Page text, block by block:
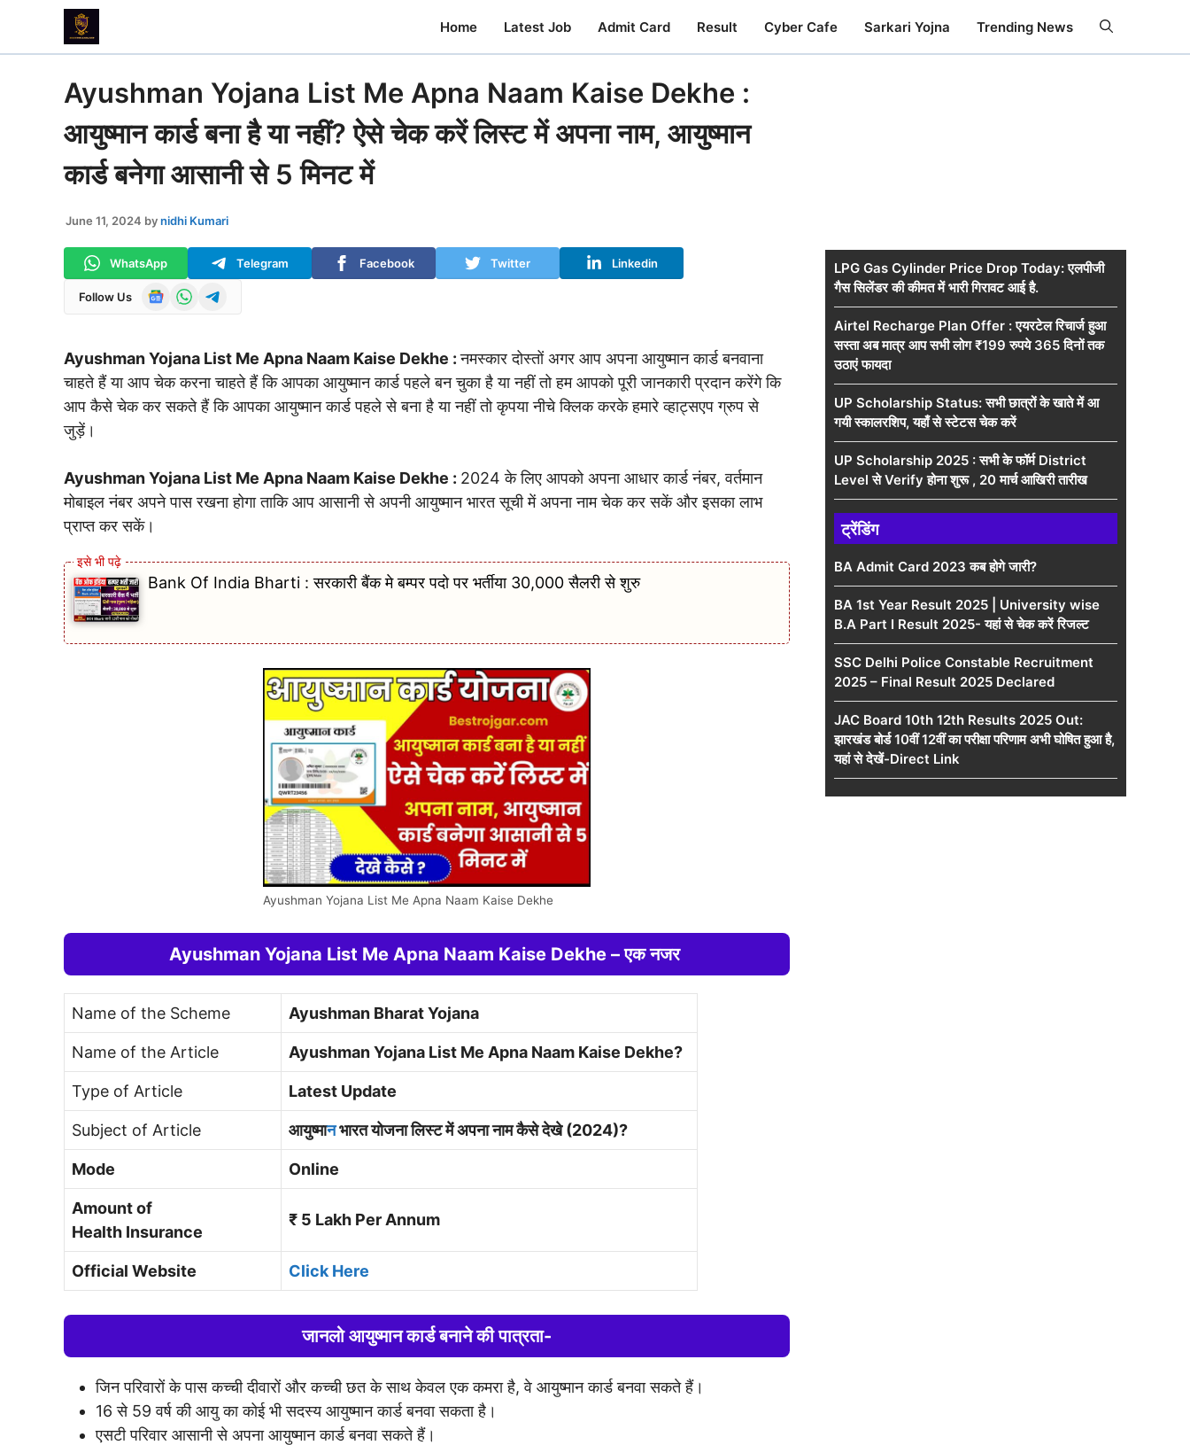
content
Home Latest Job Admit Card Result Cyber Cafe Sarkari Yojna Trending News
Ayushman Yojana List Me Apna Naam Kaise Dekhe :
आयुष्मान कार्ड बना है या नहीं? ऐसे चेक करें लिस्ट में अपना नाम, आयुष्मान
कार्ड बनेगा आसानी से 5 मिनट में
June 11, 2024 bynidhi Kumari
WhatsApp Telegram Facebook Twitter Linkedin
Follow Us
Ayushman Yojana List Me Apna Naam Kaise Dekhe :नमस्कार दोस्तों अगर आप अपना आयुष्मान कार्ड बनवाना
चाहते हैं या आप चेक करना चाहते हैं कि आपका आयुष्मान कार्ड पहले बन चुका है या नहीं तो हम आपको पूरी जानकारी प्रदान करेंगे कि
आप कैसे चेक कर सकते हैं कि आपका आयुष्मान कार्ड पहले से बना है या नहीं तो कृपया नीचे क्लिक करके हमारे व्हाट्सएप ग्रुप से
जुड़ें।
Ayushman Yojana List Me Apna Naam Kaise Dekhe : 2024 के लिए आपको अपना आधार कार्ड नंबर, वर्तमान
मोबाइल नंबर अपने पास रखना होगा ताकि आप आसानी से अपनी आयुष्मान भारत सूची में अपना नाम चेक कर सकें और इसका लाभ
प्राप्त कर सकें।
Bank Of India Bharti : सरकारी बैंक मे बम्पर पदो पर भर्तीया 30,000 सैलरी से शुरु
Ayushman Yojana List Me Apna Naam Kaise Dekhe
Ayushman Yojana List Me Apna Naam Kaise Dekhe – एक नजर
Name of the Scheme Ayushman Bharat Yojana
Name of the Article Ayushman Yojana List Me Apna Naam Kaise Dekhe?
Type of Article Latest Update
Subject of Article आयुष्मानभारत योजना लिस्ट में अपना नाम कैसे देखे (2024)?
Mode Online
Amount of
Health Insurance
₹ 5 Lakh Per Annum
Official Website Click Here
जानलो आयुष्मान कार्ड बनाने की पात्रता-
जिन परिवारों के पास कच्ची दीवारों और कच्ची छत के साथ केवल एक कमरा है, वे आयुष्मान कार्ड बनवा सकते हैं।
16 से 59 वर्ष की आयु का कोई भी सदस्य आयुष्मान कार्ड बनवा सकता है।
एसटी परिवार आसानी से अपना आयुष्मान कार्ड बनवा सकते हैं।
LPG Gas Cylinder Price Drop Today: एलपीजी
गैस सिलेंडर की कीमत में भारी गिरावट आई है.
Airtel Recharge Plan Offer : एयरटेल रिचार्ज हुआ
सस्ता अब मात्र आप सभी लोग ₹199 रुपये 365 दिनों तक
उठाएं फायदा
UP Scholarship Status: सभी छात्रों के खाते में आ
गयी स्कालरशिप, यहाँ से स्टेटस चेक करें
UP Scholarship 2025 : सभी के फॉर्म District
Level से Verify होना शुरू , 20 मार्च आखिरी तारीख
ट्रेंडिंग
BA Admit Card 2023 कब होगे जारी?
BA 1st Year Result 2025 | University wise
B.A Part I Result 2025- यहां से चेक करें रिजल्ट
SSC Delhi Police Constable Recruitment
2025 – Final Result 2025 Declared
JAC Board 10th 12th Results 2025 Out:
झारखंड बोर्ड 10वीं 12वीं का परीक्षा परिणाम अभी घोषित हुआ है,
यहां से देखें-Direct Link